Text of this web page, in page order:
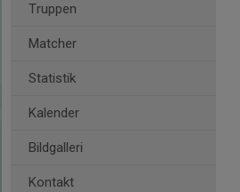
Truppen
Matcher
Statistik
Kalender
Bildgalleri
Kontakt